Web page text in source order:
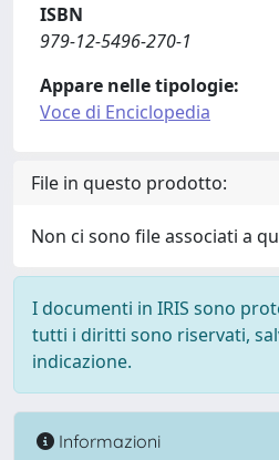
ISBN
979-12-5496-270-1
Appare nelle tipologie:
Voce di Enciclopedia
File in questo prodotto:
Non ci sono file associati a
I documenti in IRIS sono
tutti i diritti sono riservati,
indicazione.
Informazioni